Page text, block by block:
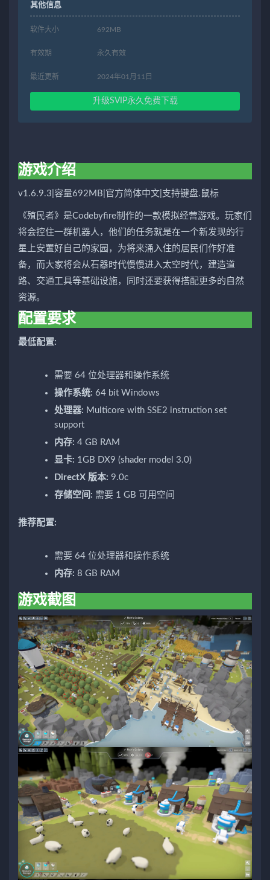
其他信息
软件大小 692MB
有效期 永久有效
最近更新 2024年01月11日
升级SVIP永久免费下载
游戏介绍
v1.6.9.3|容量692MB|官方简体中文|支持键盘.鼠标
《殖民者》是Codebyfire制作的一款模拟经营游戏。玩家们
将会控住一群机器人，他们的任务就是在一个新发现的行
星上安置好自己的家园，为将来涌入住的居民们作好准
备，而大家将会从石器时代慢慢进入太空时代，建造道
路、交通工具等基础设施，同时还要获得搭配更多的自然
资源。
配置要求
最低配置:
需要 64 位处理器和操作系统
操作系统: 64 bit Windows
处理器: Multicore with SSE2 instruction set
support
内存: 4 GB RAM
显卡: 1GB DX9 (shader model 3.0)
DirectX 版本: 9.0c
存储空间: 需要 1 GB 可用空间
推荐配置:
需要 64 位处理器和操作系统
内存: 8 GB RAM
游戏截图